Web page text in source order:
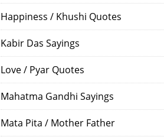
Happiness / Khushi Quotes
Kabir Das Sayings
Love / Pyar Quotes
Mahatma Gandhi Sayings
Mata Pita / Mother Father